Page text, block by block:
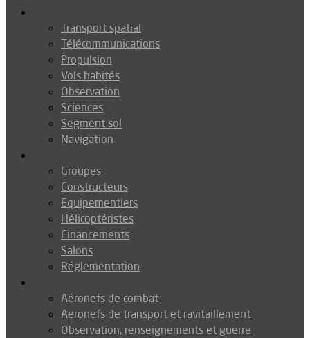
Transport spatial
Télécommunications
Propulsion
Vols habités
Observation
Sciences
Segment sol
Navigation
Groupes
Constructeurs
Equipementiers
Hélicoptéristes
Financements
Salons
Réglementation
Aéronefs de combat
Aeronefs de transport et ravitaillement
Observation, renseignements et guerre